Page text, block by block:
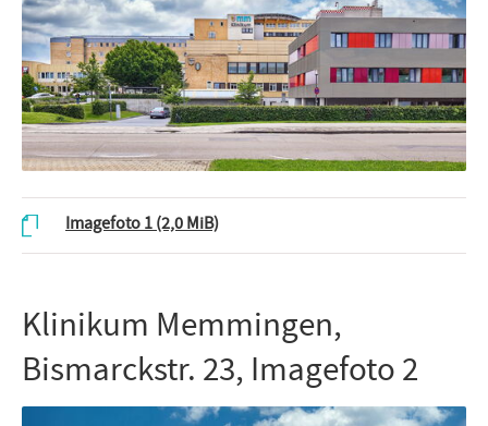
Imagefoto 1(2,0 MiB)
Klinikum Memmingen,
Bismarckstr. 23, Imagefoto 2